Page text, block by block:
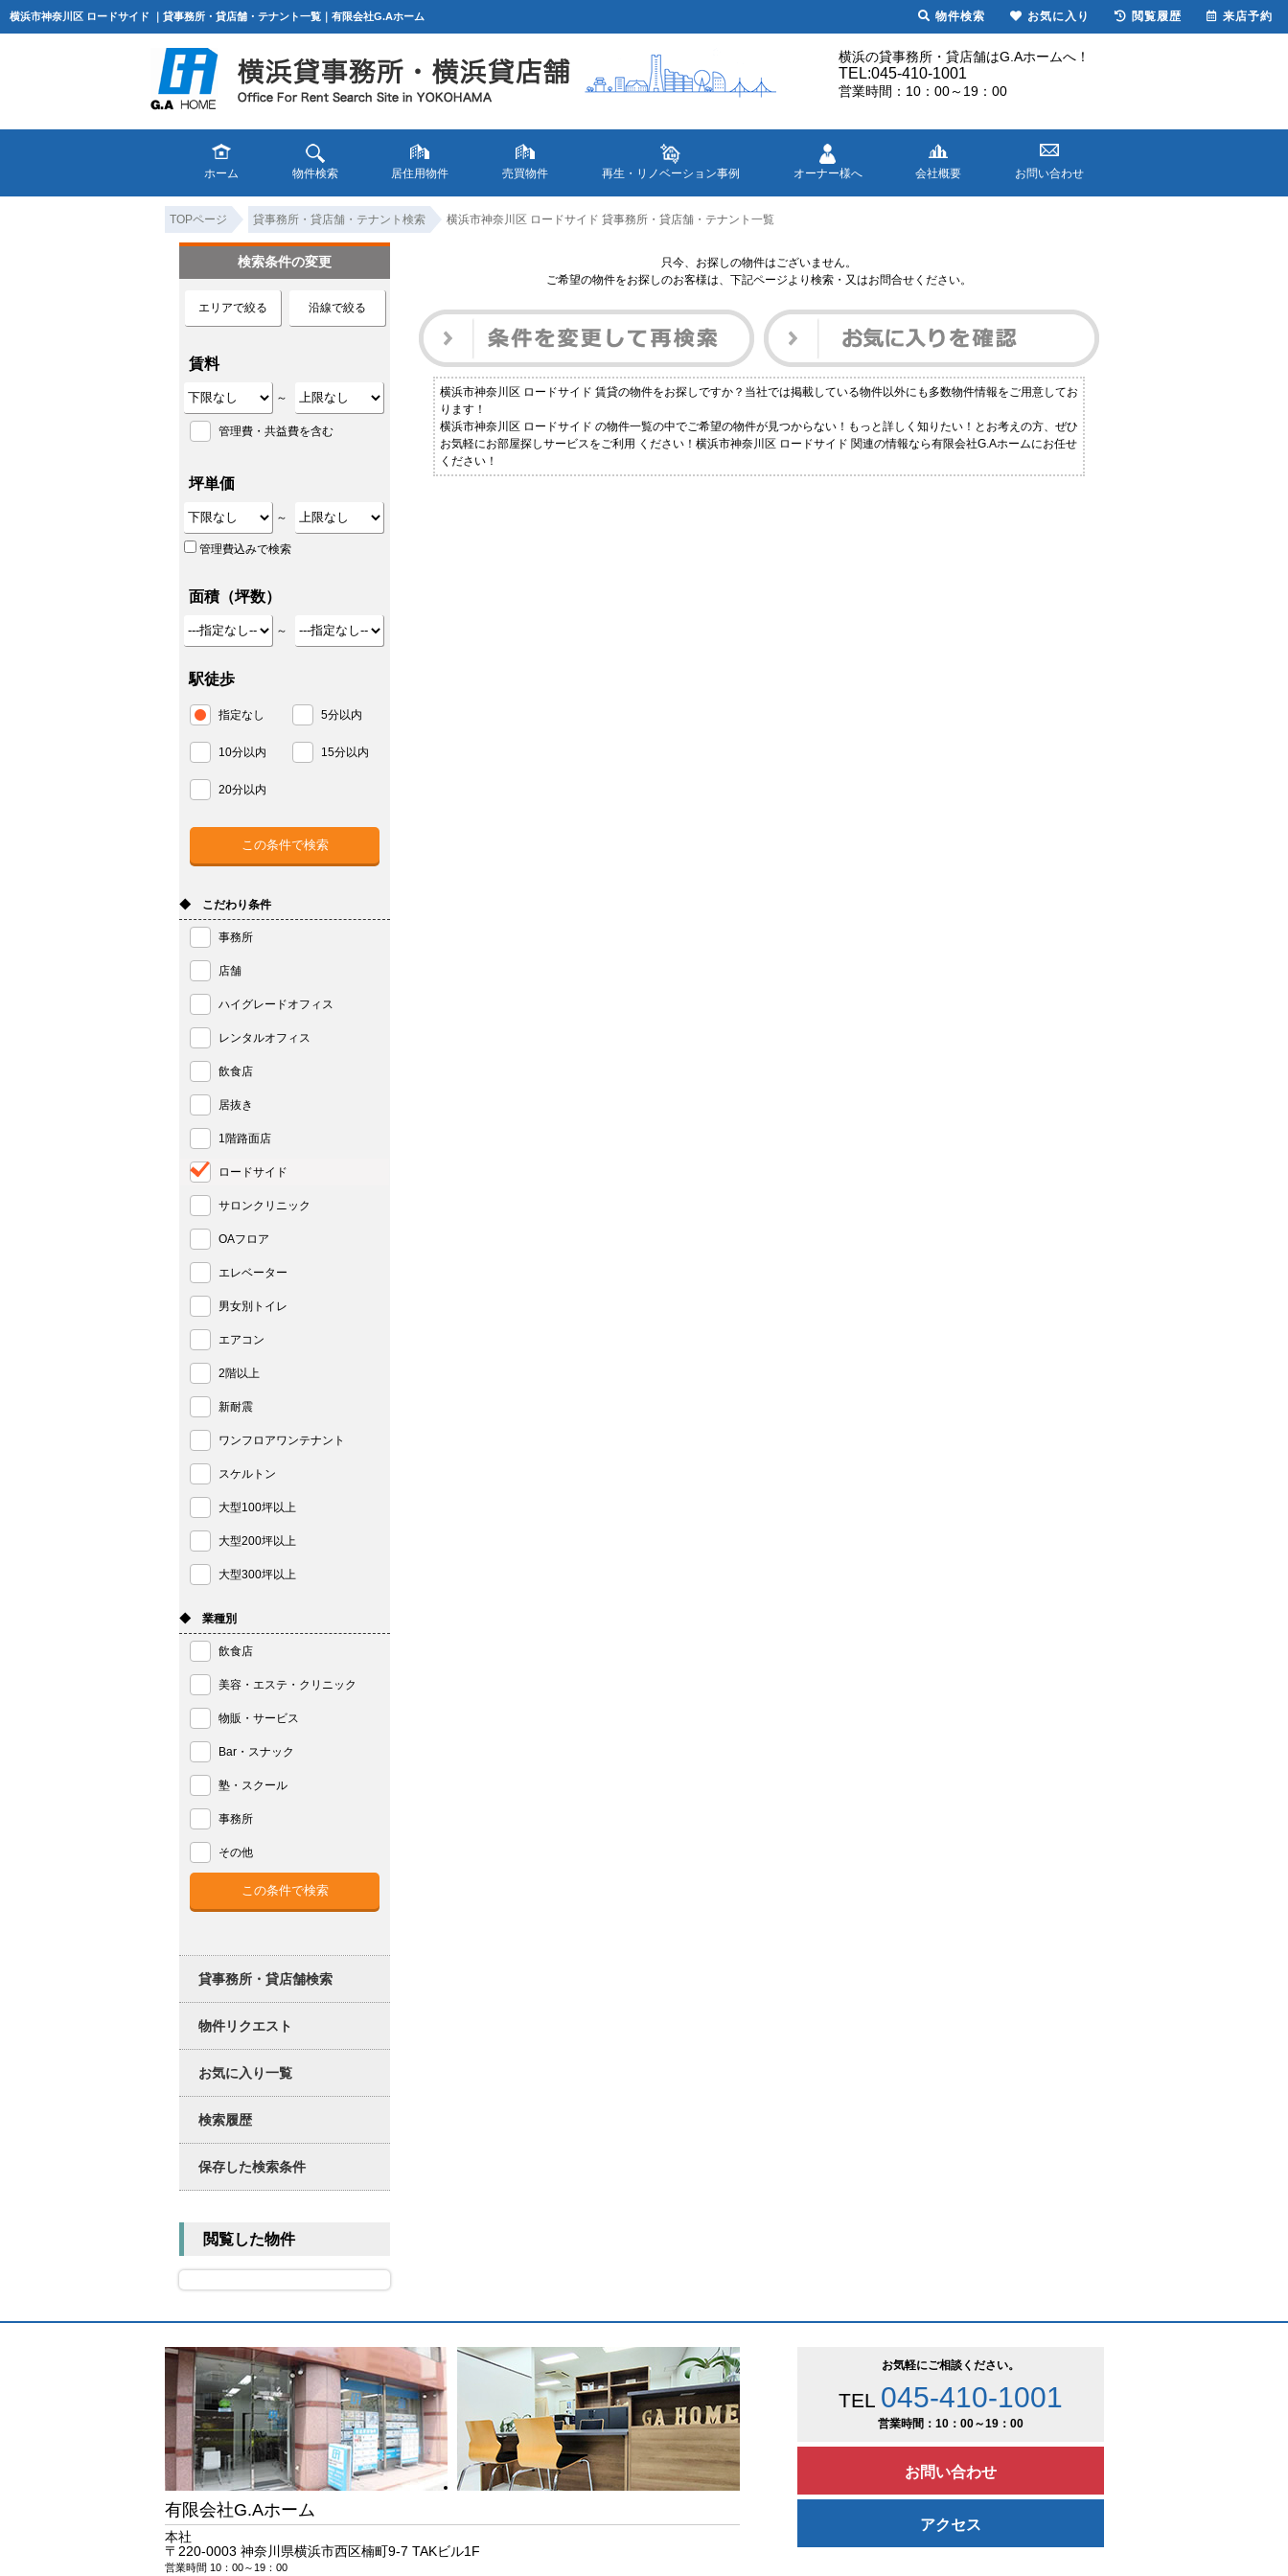
横浜市神奈川区 ロードサイド ｜貸事務所・貸店舗・テナント一覧｜有限会社G.Aホーム
横浜の貸事務所・貸店舗はG.Aホームへ！
TEL:045-410-1001
営業時間：10：00～19：00
ホーム 物件検索 居住用物件 売買物件 再生・リノベーション事例 オーナー様へ 会社概要 お問い合わせ
TOPページ 貸事務所・貸店舗・テナント検索 横浜市神奈川区 ロードサイド 貸事務所・貸店舗・テナント一覧
只今、お探しの物件はございません。
ご希望の物件をお探しのお客様は、下記ページより検索・又はお問合せください。
横浜市神奈川区 ロードサイド 賃貸の物件をお探しですか？当社では掲載している物件以外にも多数物件情報をご用意してお
ります！
横浜市神奈川区 ロードサイド の物件一覧の中でご希望の物件が見つからない！もっと詳しく知りたい！とお考えの方、ぜひ
お気軽にお部屋探しサービスをご利用 ください！横浜市神奈川区 ロードサイド 関連の情報なら有限会社G.Aホームにお任せ
ください！
検索条件の変更
エリアで絞る 沿線で絞る
賃料
～
管理費・共益費を含む
坪単価
～
管理費込みで検索
面積（坪数）
～
駅徒歩
指定なし 5分以内
10分以内 15分以内
20分以内
◆ こだわり条件
事務所
店舗
ハイグレードオフィス
レンタルオフィス
飲食店
居抜き
1階路面店
ロードサイド
サロンクリニック
OAフロア
エレベーター
男女別トイレ
エアコン
2階以上
新耐震
ワンフロアワンテナント
スケルトン
大型100坪以上
大型200坪以上
大型300坪以上
◆ 業種別
飲食店
美容・エステ・クリニック
物販・サービス
Bar・スナック
塾・スクール
事務所
その他
貸事務所・貸店舗検索
物件リクエスト
お気に入り一覧
検索履歴
保存した検索条件
閲覧した物件
有限会社G.Aホーム
本社
〒220-0003 神奈川県横浜市西区楠町9-7 TAKビル1F
営業時間 10：00～19：00
お気軽にご相談ください。
TEL 045-410-1001
営業時間：10：00～19：00
お問い合わせ
アクセス
物件検索 お気に入り 閲覧履歴 来店予約